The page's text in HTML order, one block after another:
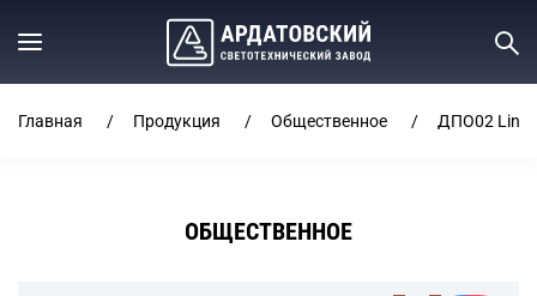
Главная Продукция Общественное ДПО02 Line
ОБЩЕСТВЕННОЕ